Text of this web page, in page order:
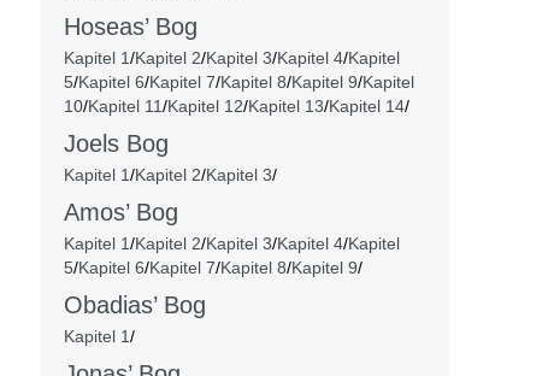
Hoseas’ Bog
Kapitel 1/Kapitel 2/Kapitel 3/Kapitel 4/Kapitel
5/Kapitel 6/Kapitel 7/Kapitel 8/Kapitel 9/Kapitel
10/Kapitel 11/Kapitel 12/Kapitel 13/Kapitel 14/
Joels Bog
Kapitel 1/Kapitel 2/Kapitel 3/
Amos’ Bog
Kapitel 1/Kapitel 2/Kapitel 3/Kapitel 4/Kapitel
5/Kapitel 6/Kapitel 7/Kapitel 8/Kapitel 9/
Obadias’ Bog
Kapitel 1/